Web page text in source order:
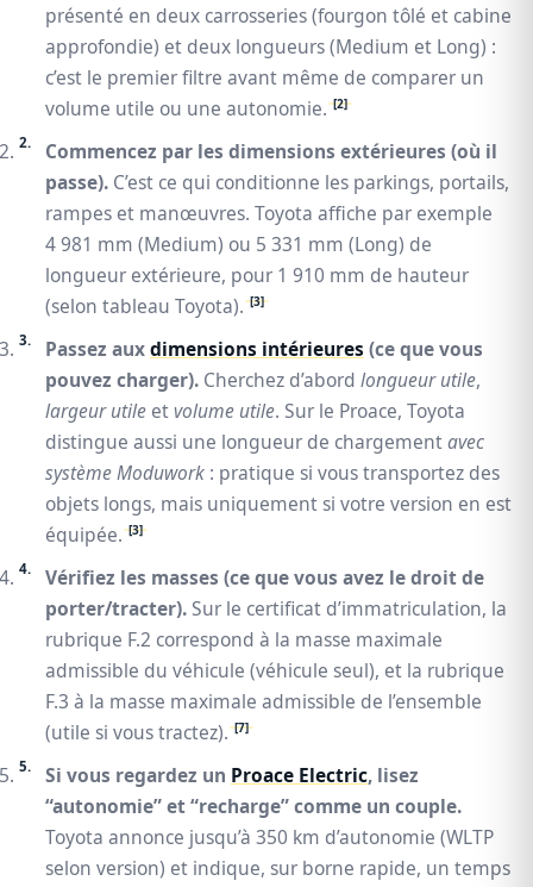
présenté en deux carrosseries (fourgon tôlé et cabine
approfondie) et deux longueurs (Medium et Long) :
c’est le premier filtre avant même de comparer un
volume utile ou une autonomie. [2]
Commencez par les dimensions extérieures (où il
passe). C’est ce qui conditionne les parkings, portails,
rampes et manœuvres. Toyota affiche par exemple
4 981 mm (Medium) ou 5 331 mm (Long) de
longueur extérieure, pour 1 910 mm de hauteur
(selon tableau Toyota). [3]
Passez auxdimensions intérieures (ce que vous
pouvez charger). Cherchez d’abord longueur utile,
largeur utile etvolume utile. Sur le Proace, Toyota
distingue aussi une longueur de chargementavec
système Moduwork : pratique si vous transportez des
objets longs, mais uniquement si votre version en est
équipée. [3]
Vérifiez les masses (ce que vous avez le droit de
porter/tracter).Sur le certificat d’immatriculation, la
rubrique F.2 correspond à la masse maximale
admissible du véhicule (véhicule seul), et la rubrique
F.3 à la masse maximale admissible de l’ensemble
(utile si vous tractez). [7]
Si vous regardez un Proace Electric, lisez
“autonomie” et “recharge” comme un couple.
Toyota annonce jusqu’à 350 km d’autonomie (WLTP
selon version) et indique, sur borne rapide, un temps